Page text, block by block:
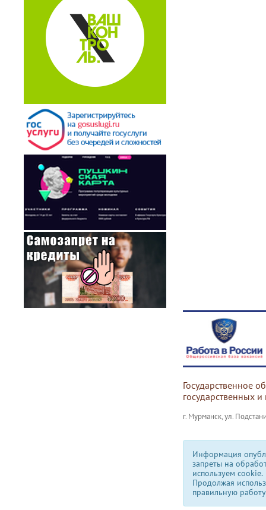
Государственное
государственных
г. Мурманск, ул.
Информация
запреты на
используем сookie.
Продолжая
правильную